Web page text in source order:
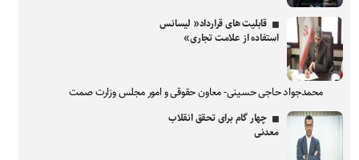
قابلیت های قرارداد« لیسانس
استفاده از علامت تجاری»
محمدجواد حاجی حسینی- معاون حقوقی و امور مجلس وزارت صمت
چهار گام برای تحقق انقلاب
معدنی